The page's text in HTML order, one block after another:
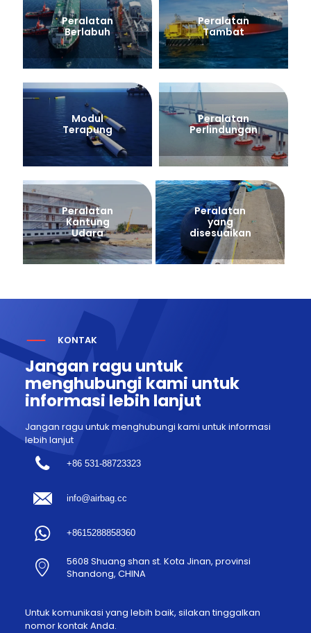
Peralatan
Berlabuh
Peralatan
Tambat
Modul
Terapung
Peralatan
Perlindungan
Peralatan
Kantung
Udara
Peralatan
yang
disesuaikan
KONTAK
Jangan ragu untuk
menghubungi kami untuk
informasi lebih lanjut
Jangan ragu untuk menghubungi kami untuk informasi
lebih lanjut
+86 531-88723323
info@airbag.cc
+8615288858360
5608 Shuang shan st. Kota Jinan, provinsi
Shandong, CHINA
Untuk komunikasi yang lebih baik, silakan tinggalkan
nomor kontak Anda.